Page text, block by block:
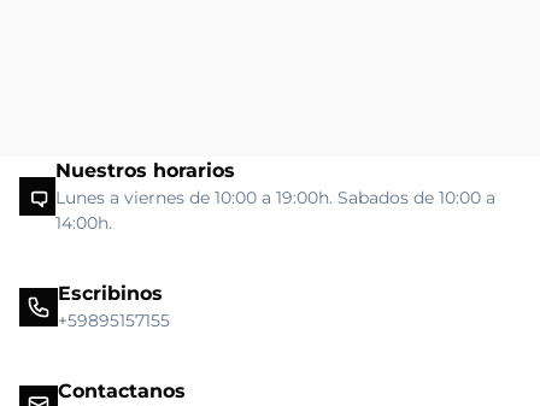
Nuestros horarios
Lunes a viernes de 10:00 a 19:00h. Sabados de 10:00 a
14:00h.
Escribinos
+59895157155
Contactanos